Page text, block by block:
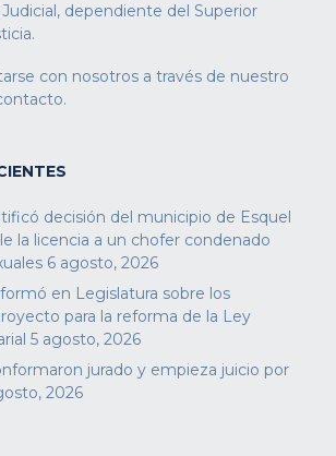
dependiente del Superior
con nosotros a través de nuestro
.
decisión del municipio de Esquel
la licencia a un chofer condenado
6 agosto, 2026
en Legislatura sobre los
para la reforma de la Ley
5 agosto, 2026
jurado y empieza juicio por
2026